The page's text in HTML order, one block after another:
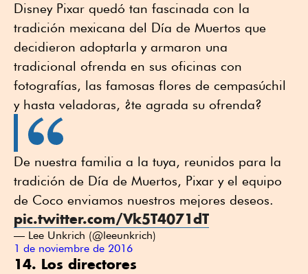
Disney Pixar quedó tan fascinada con la
tradición mexicana del Día de Muertos que
decidieron adoptarla y armaron una
tradicional ofrenda en sus oficinas con
fotografías, las famosas flores de cempasúchil
y hasta veladoras, ¿te agrada su ofrenda?
De nuestra familia a la tuya, reunidos para la
tradición de Día de Muertos, Pixar y el equipo
de Coco enviamos nuestros mejores deseos.
pic.twitter.com/Vk5T4071dT
— Lee Unkrich (@leeunkrich)
1 de noviembre de 2016
14. Los directores